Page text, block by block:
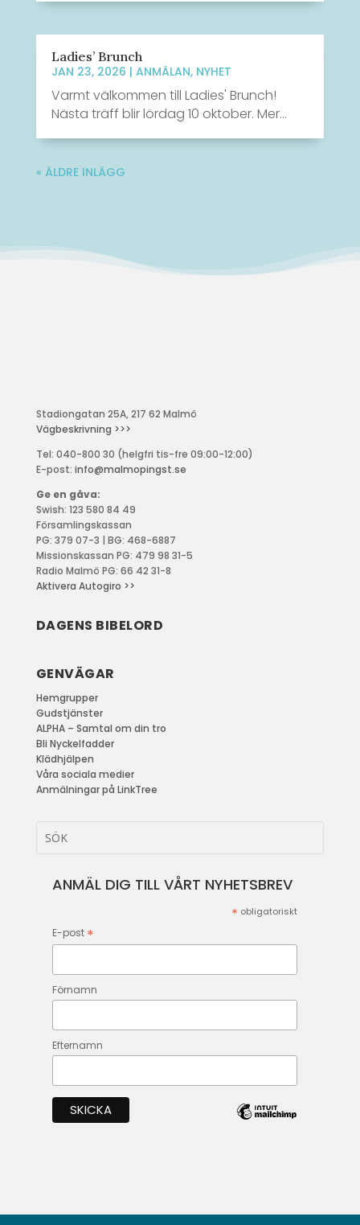
Ladies’ Brunch
JAN 23, 2026 | ANMÄLAN, NYHET
Varmt välkommen till Ladies' Brunch!
Nästa träff blir lördag 10 oktober. Mer...
« ÄLDRE INLÄGG
Stadiongatan 25A, 217 62 Malmö
Vägbeskrivning >>>
Tel: 040-800 30 (helgfri tis-fre 09:00-12:00)
E-post: info@malmopingst.se
Ge en gåva:
Swish: 123 580 84 49
Församlingskassan
PG: 379 07-3 | BG: 468-6887
Missionskassan PG: 479 98 31-5
Radio Malmö PG: 66 42 31-8
Aktivera Autogiro >>
DAGENS BIBELORD
GENVÄGAR
Hemgrupper
Gudstjänster
ALPHA – Samtal om din tro
Bli Nyckelfadder
Klädhjälpen
Våra sociala medier
Anmälningar på LinkTree
ANMÄL DIG TILL VÅRT NYHETSBREV
* obligatoriskt
E-post *
Förnamn
Efternamn